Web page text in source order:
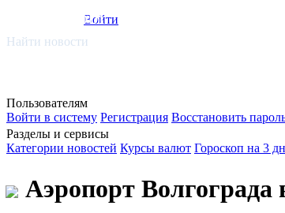
smi.mobi
Войти
Найти новости
Пользователям
Войти в систему Регистрация Восстановить
Разделы и сервисы
Категории новостей Курсы валют Гороскоп на 3
Аэропорт Волгограда